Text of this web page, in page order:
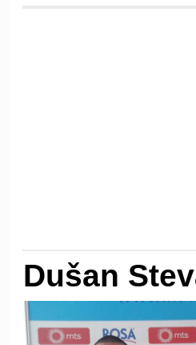
Dušan